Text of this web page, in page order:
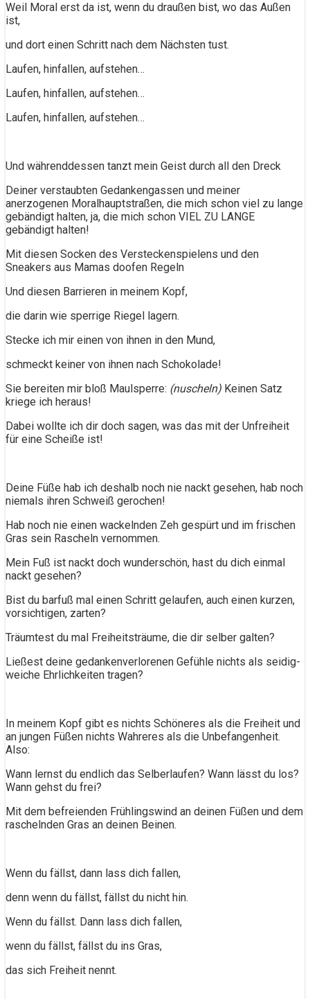
Weil Moral erst da ist, wenn du draußen bist, wo das Außen
ist,
und dort einen Schritt nach dem Nächsten tust.
Laufen, hinfallen, aufstehen…
Laufen, hinfallen, aufstehen…
Laufen, hinfallen, aufstehen…
Und währenddessen tanzt mein Geist durch all den Dreck
Deiner verstaubten Gedankengassen und meiner
anerzogenen Moralhauptstraßen, die mich schon viel zu lange
gebändigt halten, ja, die mich schon VIEL ZU LANGE
gebändigt halten!
Mit diesen Socken des Versteckenspielens und den
Sneakers aus Mamas doofen Regeln
Und diesen Barrieren in meinem Kopf,
die darin wie sperrige Riegel lagern.
Stecke ich mir einen von ihnen in den Mund,
schmeckt keiner von ihnen nach Schokolade!
Sie bereiten mir bloß Maulsperre: (nuscheln) Keinen Satz
kriege ich heraus!
Dabei wollte ich dir doch sagen, was das mit der Unfreiheit
für eine Scheiße ist!
Deine Füße hab ich deshalb noch nie nackt gesehen, hab noch
niemals ihren Schweiß gerochen!
Hab noch nie einen wackelnden Zeh gespürt und im frischen
Gras sein Rascheln vernommen.
Mein Fuß ist nackt doch wunderschön, hast du dich einmal
nackt gesehen?
Bist du barfuß mal einen Schritt gelaufen, auch einen kurzen,
vorsichtigen, zarten?
Träumtest du mal Freiheitsträume, die dir selber galten?
Ließest deine gedankenverlorenen Gefühle nichts als seidig-
weiche Ehrlichkeiten tragen?
In meinem Kopf gibt es nichts Schöneres als die Freiheit und
an jungen Füßen nichts Wahreres als die Unbefangenheit.
Also:
Wann lernst du endlich das Selberlaufen? Wann lässt du los?
Wann gehst du frei?
Mit dem befreienden Frühlingswind an deinen Füßen und dem
raschelnden Gras an deinen Beinen.
Wenn du fällst, dann lass dich fallen,
denn wenn du fällst, fällst du nicht hin.
Wenn du fällst. Dann lass dich fallen,
wenn du fällst, fällst du ins Gras,
das sich Freiheit nennt.